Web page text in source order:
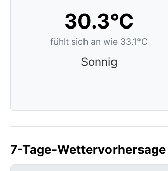
30.3°C
fühlt sich an wie 33.1°C
Sonnig
7-Tage-